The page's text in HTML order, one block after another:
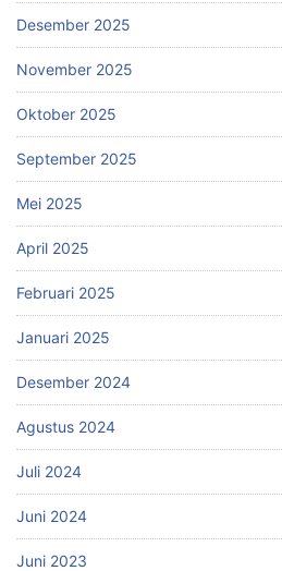
Desember 2025
November 2025
Oktober 2025
September 2025
Mei 2025
April 2025
Februari 2025
Januari 2025
Desember 2024
Agustus 2024
Juli 2024
Juni 2024
Juni 2023